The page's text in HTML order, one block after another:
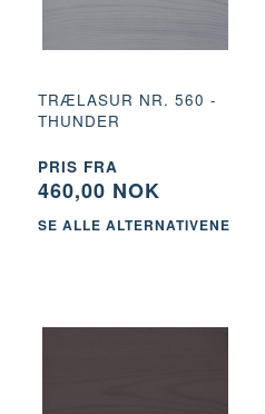
TRÆLASUR NR. 560 -
THUNDER
PRIS FRA
460,00 NOK
SE ALLE ALTERNATIVENE